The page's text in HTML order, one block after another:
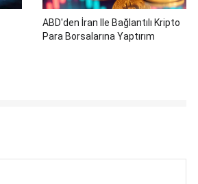
ABD'den İran Ile Bağlantılı Kripto
Para Borsalarına Yaptırım